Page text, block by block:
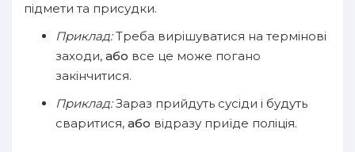
підмети та присудки.
Приклад:Треба вирішуватися на термінові
заходи, або все це може погано
закінчитися.
Приклад:Зараз прийдуть сусіди і будуть
сваритися, або відразу приїде поліція.